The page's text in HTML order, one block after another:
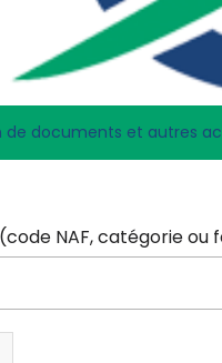
de documents et autres